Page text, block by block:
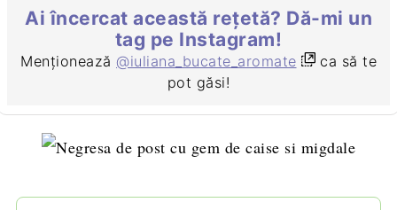
Ai încercat această rețetă? Dă-mi un
tag pe Instagram!
Menționează @iuliana_bucate_aromate
ca să te
pot găsi!